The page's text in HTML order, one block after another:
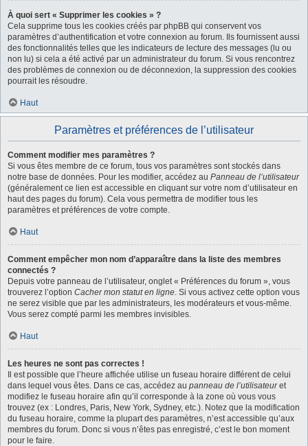
À quoi sert « Supprimer les cookies » ?
Cela supprime tous les cookies créés par phpBB qui conservent vos
paramètres d’authentification et votre connexion au forum. Ils fournissent aussi
des fonctionnalités telles que les indicateurs de lecture des messages (lu ou
non lu) si cela a été activé par un administrateur du forum. Si vous rencontrez
des problèmes de connexion ou de déconnexion, la suppression des cookies
pourrait les résoudre.
Haut
Paramètres et préférences de l’utilisateur
Comment modifier mes paramètres ?
Si vous êtes membre de ce forum, tous vos paramètres sont stockés dans
notre base de données. Pour les modifier, accédez au Panneau de l’utilisateur
(généralement ce lien est accessible en cliquant sur votre nom d’utilisateur en
haut des pages du forum). Cela vous permettra de modifier tous les
paramètres et préférences de votre compte.
Haut
Comment empêcher mon nom d’apparaître dans la liste des membres
connectés ?
Depuis votre panneau de l’utilisateur, onglet « Préférences du forum », vous
trouverez l’option Cacher mon statut en ligne. Si vous activez cette option vous
ne serez visible que par les administrateurs, les modérateurs et vous-même.
Vous serez compté parmi les membres invisibles.
Haut
Les heures ne sont pas correctes !
Il est possible que l’heure affichée utilise un fuseau horaire différent de celui
dans lequel vous êtes. Dans ce cas, accédez au panneau de l’utilisateuret
modifiez le fuseau horaire afin qu’il corresponde à la zone où vous vous
trouvez (ex : Londres, Paris, New York, Sydney, etc.). Notez que la modification
du fuseau horaire, comme la plupart des paramètres, n’est accessible qu’aux
membres du forum. Donc si vous n’êtes pas enregistré, c’est le bon moment
pour le faire.